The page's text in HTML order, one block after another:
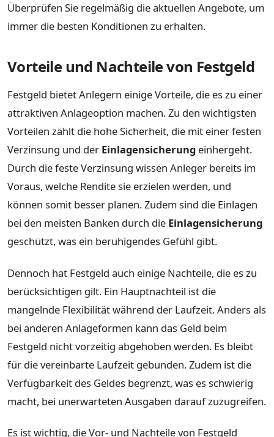
Überprüfen Sie regelmäßig die aktuellen Angebote, um
immer die besten Konditionen zu erhalten.
Vorteile und Nachteile von Festgeld
Festgeld bietet Anlegern einige Vorteile, die es zu einer
attraktiven Anlageoption machen. Zu den wichtigsten
Vorteilen zählt die hohe Sicherheit, die mit einer festen
Verzinsung und der Einlagensicherung einhergeht.
Durch die feste Verzinsung wissen Anleger bereits im
Voraus, welche Rendite sie erzielen werden, und
können somit besser planen. Zudem sind die Einlagen
bei den meisten Banken durch die Einlagensicherung
geschützt, was ein beruhigendes Gefühl gibt.
Dennoch hat Festgeld auch einige Nachteile, die es zu
berücksichtigen gilt. Ein Hauptnachteil ist die
mangelnde Flexibilität während der Laufzeit. Anders als
bei anderen Anlageformen kann das Geld beim
Festgeld nicht vorzeitig abgehoben werden. Es bleibt
für die vereinbarte Laufzeit gebunden. Zudem ist die
Verfügbarkeit des Geldes begrenzt, was es schwierig
macht, bei unerwarteten Ausgaben darauf zuzugreifen.
Es ist wichtig, die Vor- und Nachteile von Festgeld